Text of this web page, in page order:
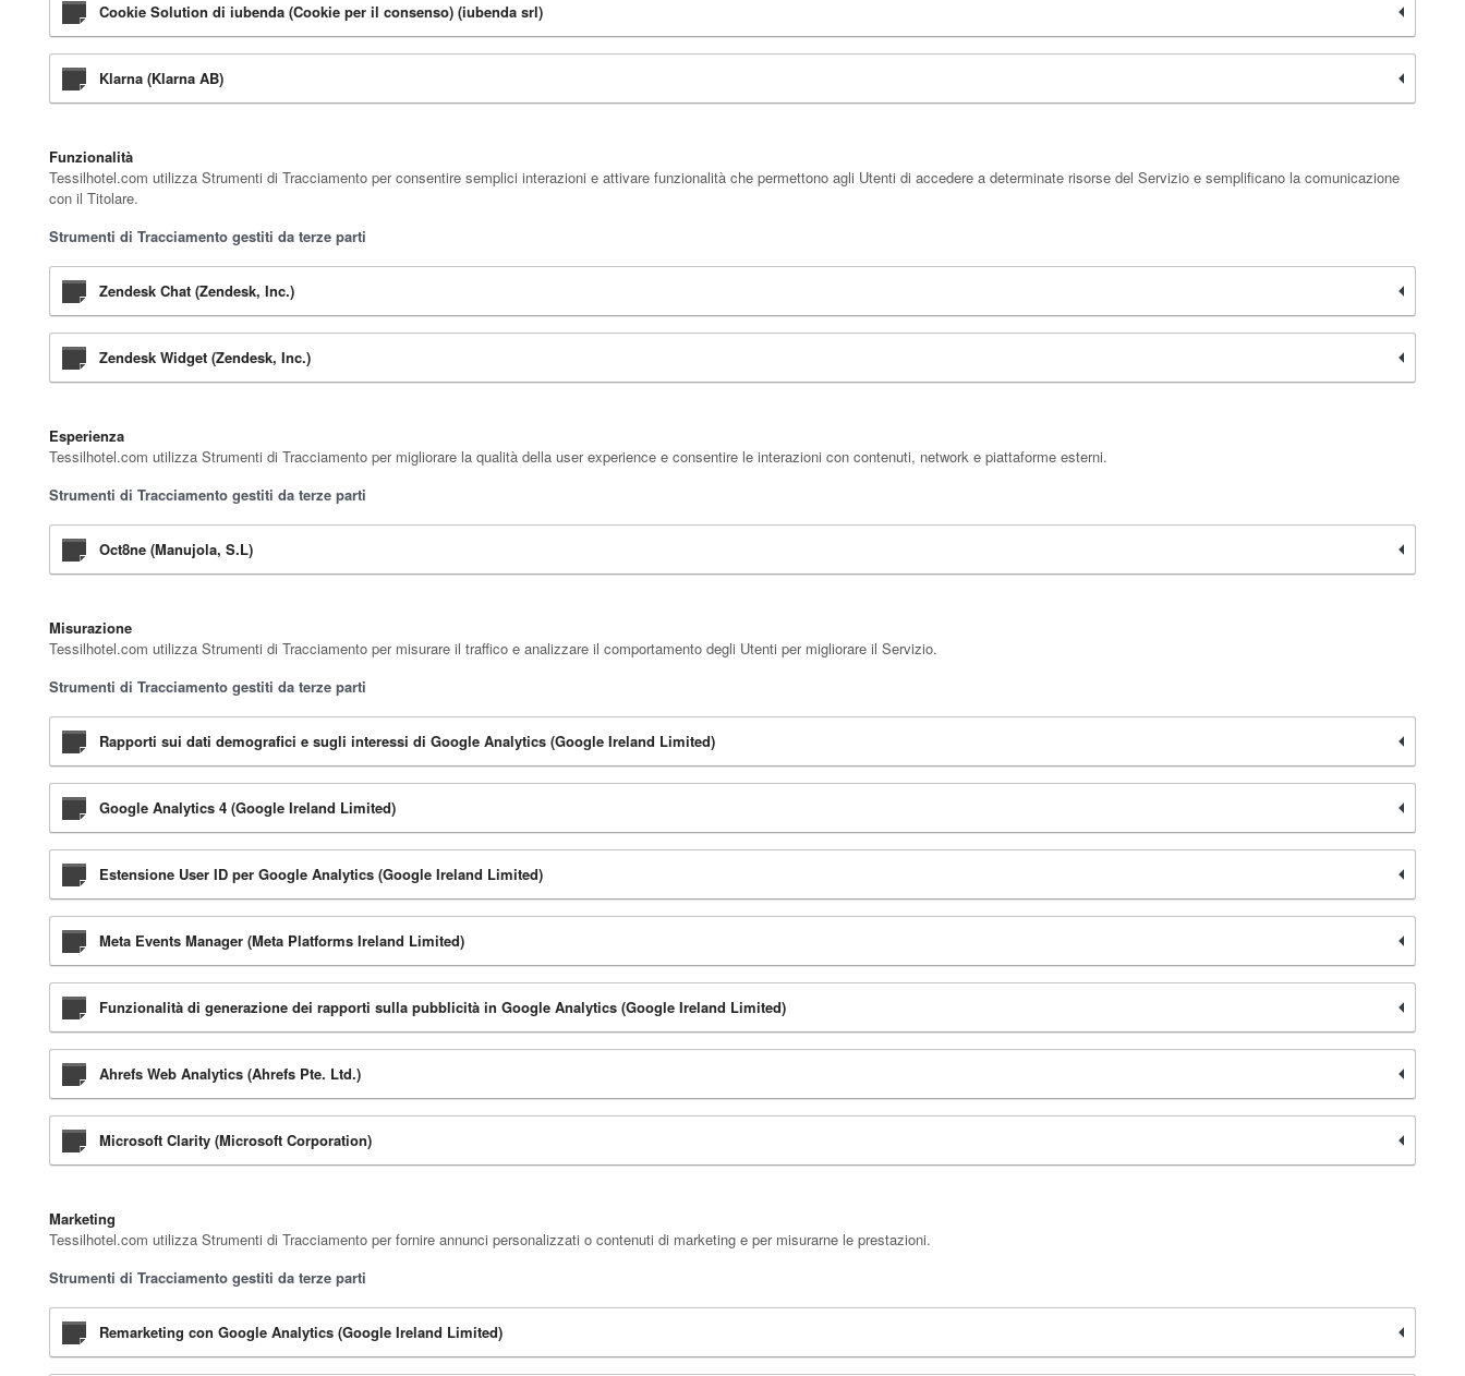
Cookie Solution di iubenda (Cookie per il consenso) (iubenda srl)
Klarna (Klarna AB)
Funzionalità
Tessilhotel.com utilizza Strumenti di Tracciamento per consentire semplici interazioni e attivare funzionalità che permettono agli Utenti di accedere a determinate risorse del Servizio e semplificano la comunicazione
con il Titolare.
Strumenti di Tracciamento gestiti da terze parti
Zendesk Chat (Zendesk, Inc.)
Zendesk Widget (Zendesk, Inc.)
Esperienza
Tessilhotel.com utilizza Strumenti di Tracciamento per migliorare la qualità della user experience e consentire le interazioni con contenuti, network e piattaforme esterni.
Strumenti di Tracciamento gestiti da terze parti
Oct8ne (Manujola, S.L)
Misurazione
Tessilhotel.com utilizza Strumenti di Tracciamento per misurare il traffico e analizzare il comportamento degli Utenti per migliorare il Servizio.
Strumenti di Tracciamento gestiti da terze parti
Rapporti sui dati demografici e sugli interessi di Google Analytics (Google Ireland Limited)
Google Analytics 4 (Google Ireland Limited)
Estensione User ID per Google Analytics (Google Ireland Limited)
Meta Events Manager (Meta Platforms Ireland Limited)
Funzionalità di generazione dei rapporti sulla pubblicità in Google Analytics (Google Ireland Limited)
Ahrefs Web Analytics (Ahrefs Pte. Ltd.)
Microsoft Clarity (Microsoft Corporation)
Marketing
Tessilhotel.com utilizza Strumenti di Tracciamento per fornire annunci personalizzati o contenuti di marketing e per misurarne le prestazioni.
Strumenti di Tracciamento gestiti da terze parti
Remarketing con Google Analytics (Google Ireland Limited)